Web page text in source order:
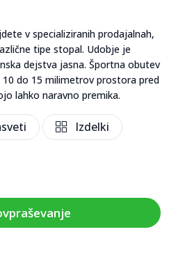
v specializiranih prodajalnah,
tipe stopal. Udobje je
dejstva jasna. Športna obutev
do 15 milimetrov prostora pred
lahko naravno premika.
Izdelki